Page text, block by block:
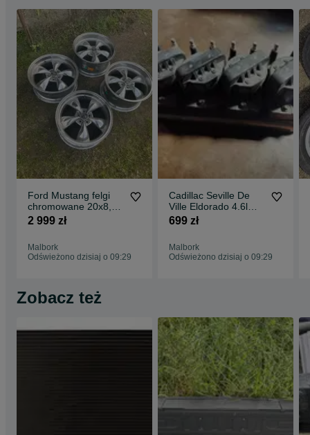
Ford Mustang felgi
chromowane 20x8,5 i
20x11
2 999 zł
Malbork
Odświeżono dzisiaj o 09:29
Cadillac Seville De
Ville Eldorado 4.6l
moduł zapłonu
699 zł
Malbork
Odświeżono dzisiaj o 09:29
Zobacz też